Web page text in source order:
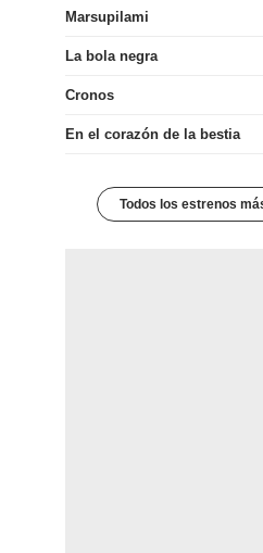
Marsupilami
La bola negra
Cronos
En el corazón de la bestia
Todos los estrenos